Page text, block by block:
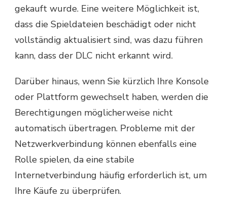
gekauft wurde. Eine weitere Möglichkeit ist,
dass die Spieldateien beschädigt oder nicht
vollständig aktualisiert sind, was dazu führen
kann, dass der DLC nicht erkannt wird.
Darüber hinaus, wenn Sie kürzlich Ihre Konsole
oder Plattform gewechselt haben, werden die
Berechtigungen möglicherweise nicht
automatisch übertragen. Probleme mit der
Netzwerkverbindung können ebenfalls eine
Rolle spielen, da eine stabile
Internetverbindung häufig erforderlich ist, um
Ihre Käufe zu überprüfen.